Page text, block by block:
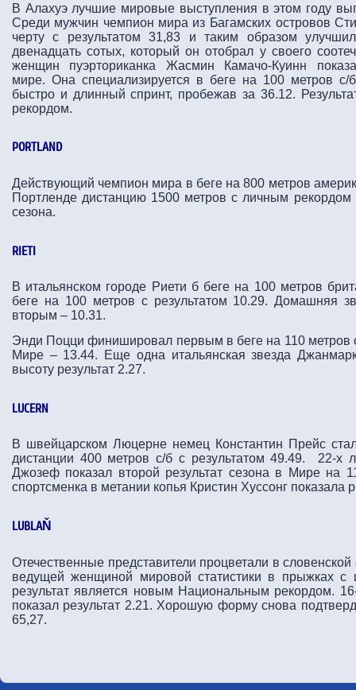
В Алахуэ лучшие мировые выступления в этом году
Среди мужчин чемпион мира из Багамских островов
черту с результатом 31,83 и таким образом
двенадцать сотых, который он отобрал у своего
женщин пуэрториканка Жасмин Камачо-Куинн
мире. Она специализируется в беге на 100 метров с/
быстро и длинный спринт, пробежав за 36.12.
рекордом.
PORTLAND
Действующий чемпион мира в беге на 800 метров
Портленде дистанцию 1500 метров с личным
сезона.
RIETI
В итальянском городе Риети б беге на 100 метров
беге на 100 метров с результатом 10.29. Домашняя
вторым – 10.31.
Энди Поцци финишировал первым в беге на 110 метров
Мире – 13.44. Еще одна итальянская звезда
высоту результат 2.27.
LUCERN
В швейцарском Люцерне немец Константин Прейс
дистанции 400 метров с/б с результатом 49.49. 22-х
Джозеф показал второй результат сезона в Мире на
спортсменка в метании копья Кристин Хуссонг показала
LUBLAŇ
Отечественные представители процветали в
ведущей женщиной мировой статистики в прыжках с
результат является новым Национальным рекордом.
показал результат 2.21. Хорошую форму снова
65,27.